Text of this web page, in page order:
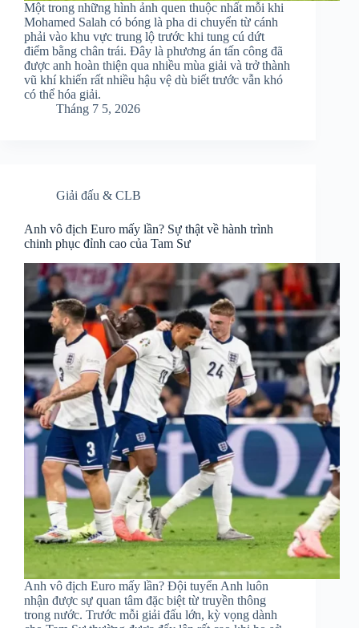
Một trong những hình ảnh quen thuộc nhất mỗi khi
Mohamed Salah có bóng là pha di chuyển từ cánh
phải vào khu vực trung lộ trước khi tung cú dứt
điểm bằng chân trái. Đây là phương án tấn công đã
được anh hoàn thiện qua nhiều mùa giải và trở thành
vũ khí khiến rất nhiều hậu vệ dù biết trước vẫn khó
có thể hóa giải.
Tháng 7 5, 2026
Giải đấu & CLB
Anh vô địch Euro mấy lần? Sự thật về hành trình
chinh phục đỉnh cao của Tam Sư
Anh vô địch Euro mấy lần? Đội tuyển Anh luôn
nhận được sự quan tâm đặc biệt từ truyền thông
trong nước. Trước mỗi giải đấu lớn, kỳ vọng dành